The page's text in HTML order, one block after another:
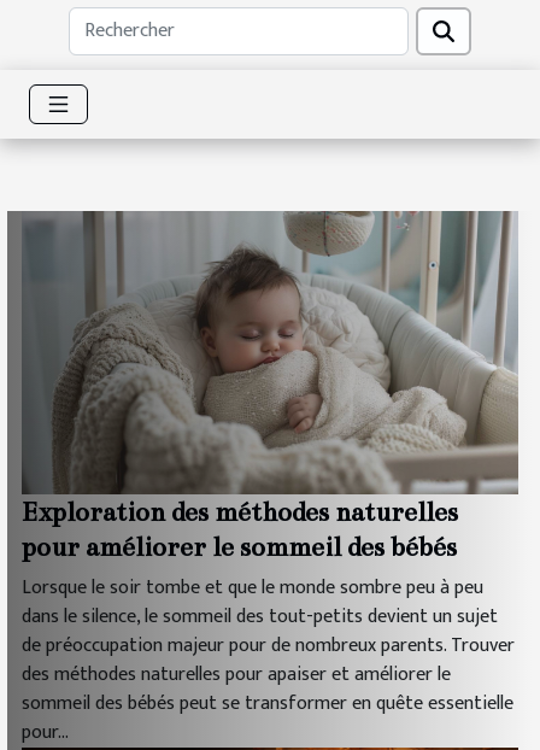
Exploration des méthodes naturelles
pour améliorer le sommeil des bébés
Lorsque le soir tombe et que le monde sombre peu à peu
dans le silence, le sommeil des tout-petits devient un sujet
de préoccupation majeur pour de nombreux parents. Trouver
des méthodes naturelles pour apaiser et améliorer le
sommeil des bébés peut se transformer en quête essentielle
pour...